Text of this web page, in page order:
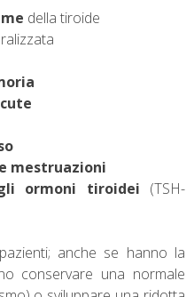
della tiroide
mestruazioni
ormoni tiroidei (TSH-
anche se hanno la
conservare una normale